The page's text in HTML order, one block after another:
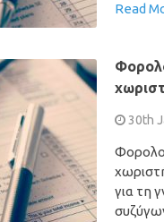
Read
30th
για τη